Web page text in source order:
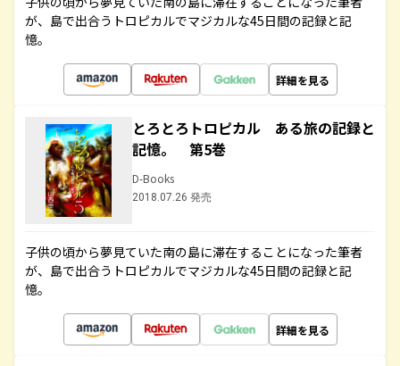
が、島で出合うトロピカルでマジカルな45日間の記録と記
憶。
詳細を見る
とろとろトロピカル ある旅の記録と
記憶。 第5巻
D-Books
2018.07.26 発売
子供の頃から夢見ていた南の島に滞在することになった筆者
が、島で出合うトロピカルでマジカルな45日間の記録と記
憶。
詳細を見る